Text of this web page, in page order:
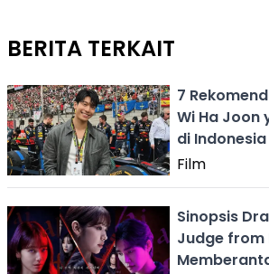
BERITA TERKAIT
7
Wi Ha Joon
di Indonesia
Film
Sinopsis
Judge from